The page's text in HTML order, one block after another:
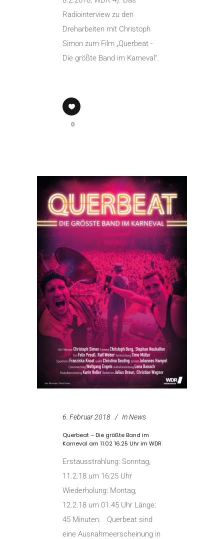
Radiointerview zu den
Dreharbeiten mit Christoph
Simon zum Film „Querbeat -
Die größte Band im Karneval“.
0
6. Februar 2018 InNews
Querbeat – Die größte Band im
Karneval am 11.02 16.25 Uhr im WDR
Erstausstrahlung: Sonntag,
11.2.18 um 16:25 Uhr
Wiederholung: Montag,
12.2.18 um 01.45 Uhr Länge:
45 Minuten. Querbeat sind
eine Ausnahmeerscheinung in